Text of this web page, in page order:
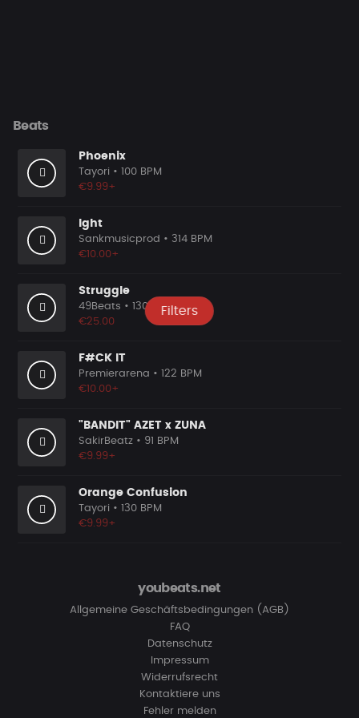
Filters
Beats
Phoenix
Tayori • 100 BPM
€9.99+
Ight
Sankmusicprod • 314 BPM
€10.00+
Struggle
49Beats • 130 BPM
€25.00
F#CK IT
Premierarena • 122 BPM
€10.00+
"BANDIT" AZET x ZUNA
SakirBeatz • 91 BPM
€9.99+
Orange Confusion
Tayori • 130 BPM
€9.99+
youbeats.net
Allgemeine Geschäftsbedingungen (AGB)
FAQ
Datenschutz
Impressum
Widerrufsrecht
Kontaktiere uns
Fehler melden